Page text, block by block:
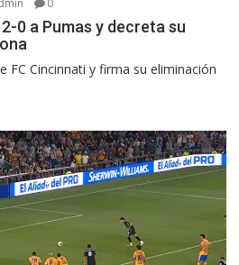
0
0 a Pumas y decreta su
FC Cincinnati y firma su eliminación